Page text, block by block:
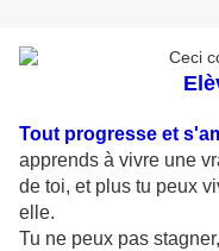
Tout progresse et
apprends à vivre une
de toi, et plus tu peux
elle.
Tu ne peux pas